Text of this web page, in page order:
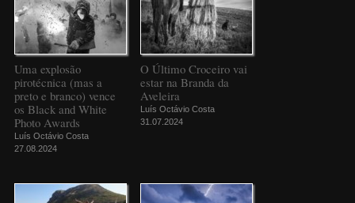
Uma explosão
pirotécnica (mas a
preto e branco) vence
os Black and White
Photo Awards
Luís Octávio Costa
27.08.2024
O Último Croceiro vai
estar na Branda da
Aveleira
Luís Octávio Costa
31.07.2024